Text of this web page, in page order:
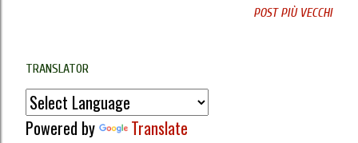
POST PIÙ VECCHI
TRANSLATOR
Powered by Translate